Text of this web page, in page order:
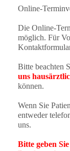
Online-
Die Online-
möglich. Für
Bitte beachten
uns
können.
Wenn Sie
entweder
uns.
Bitte geben